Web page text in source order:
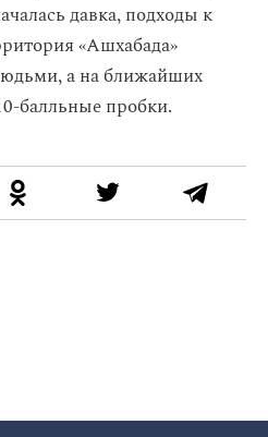
давка, подходы к
«Ашхабада»
а на ближайших
балльные пробки.